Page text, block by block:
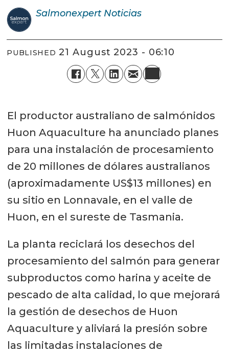
Salmonexpert Noticias
PUBLISHED 21 August 2023 - 06:10
El productor australiano de salmónidos
Huon Aquaculture ha anunciado planes
para una instalación de procesamiento
de 20 millones de dólares australianos
(aproximadamente US$13 millones) en
su sitio en Lonnavale, en el valle de
Huon, en el sureste de Tasmania.
La planta reciclará los desechos del
procesamiento del salmón para generar
subproductos como harina y aceite de
pescado de alta calidad, lo que mejorará
la gestión de desechos de Huon
Aquaculture y aliviará la presión sobre
las limitadas instalaciones de